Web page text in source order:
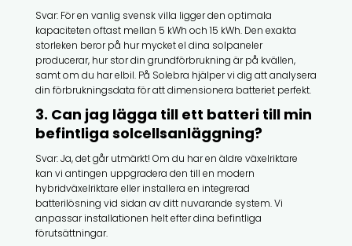
Svar: För en vanlig svensk villa ligger den optimala
kapaciteten oftast mellan 5 kWh och 15 kWh. Den exakta
storleken beror på hur mycket el dina solpaneler
producerar, hur stor din grundförbrukning är på kvällen,
samt om du har elbil. På Solebra hjälper vi dig att analysera
din förbrukningsdata för att dimensionera batteriet perfekt.
3. Can jag lägga till ett batteri till min
befintliga solcellsanläggning?
Svar: Ja, det går utmärkt! Om du har en äldre växelriktare
kan vi antingen uppgradera den till en modern
hybridväxelriktare eller installera en integrerad
batterilösning vid sidan av ditt nuvarande system. Vi
anpassar installationen helt efter dina befintliga
förutsättningar.